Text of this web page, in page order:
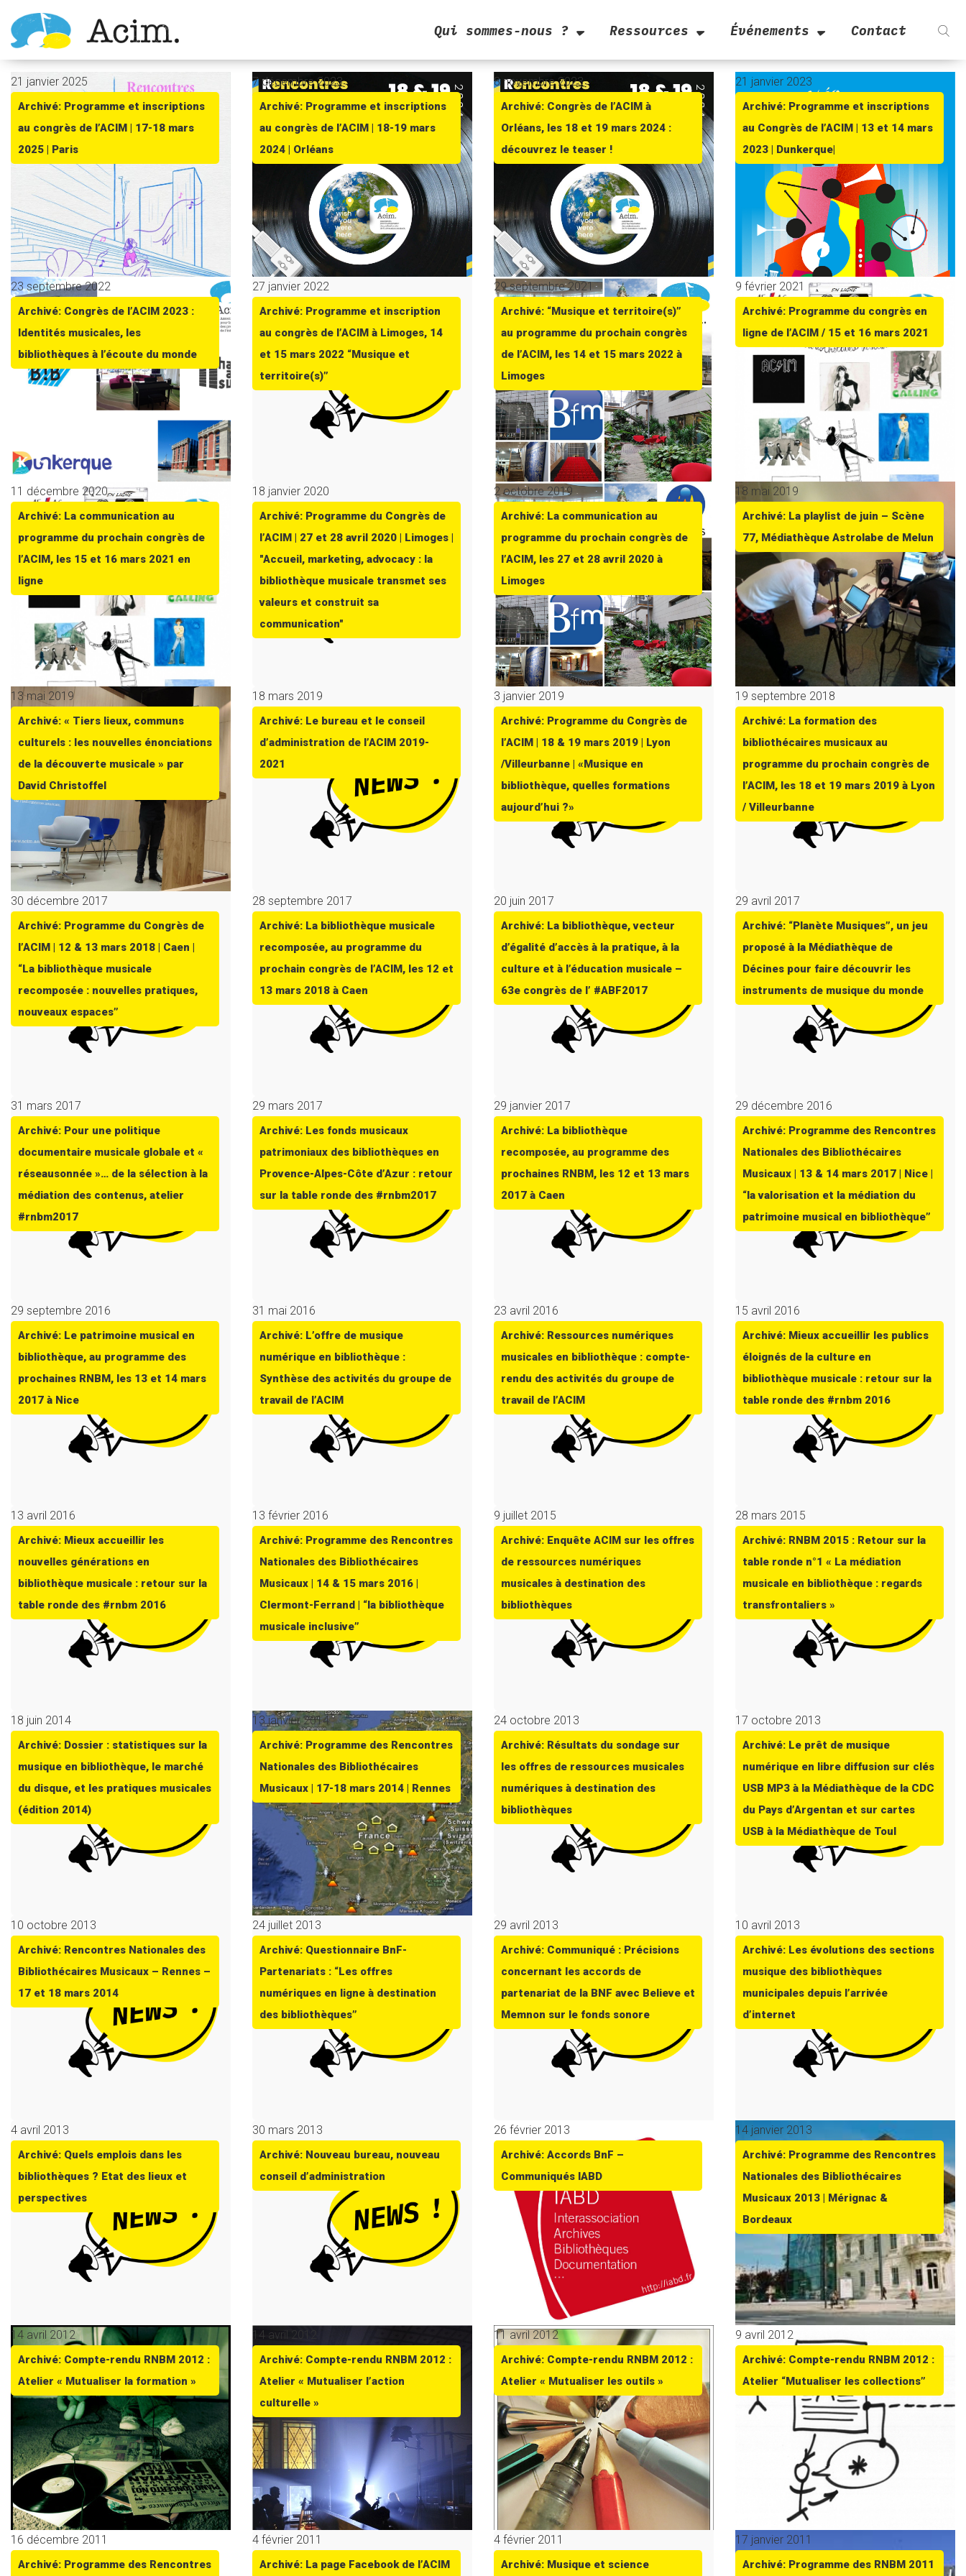
Ouvrir la barre d’outils
Qui sommes-nous ? Ressources Événements Contact
21 janvier 2025
Archivé: Programme et inscriptions
au congrès de l’ACIM | 17-18 mars
2025 | Paris
7 décembre 2023
Archivé: Programme et inscriptions
au congrès de l’ACIM | 18-19 mars
2024 | Orléans
8 novembre 2023
Archivé: Congrès de l’ACIM à
Orléans, les 18 et 19 mars 2024 :
découvrez le teaser !
21 janvier 2023
Archivé: Programme et inscriptions
au Congrès de l’ACIM | 13 et 14 mars
2023 | Dunkerque|
23 septembre 2022
Archivé: Congrès de l’ACIM 2023 :
Identités musicales, les
bibliothèques à l’écoute du monde
27 janvier 2022
Archivé: Programme et inscription
au congrès de l’ACIM à Limoges, 14
et 15 mars 2022 “Musique et
territoire(s)”
29 septembre 2021
Archivé: “Musique et territoire(s)”
au programme du prochain congrès
de l’ACIM, les 14 et 15 mars 2022 à
Limoges
9 février 2021
Archivé: Programme du congrès en
ligne de l’ACIM / 15 et 16 mars 2021
11 décembre 2020
Archivé: La communication au
programme du prochain congrès de
l’ACIM, les 15 et 16 mars 2021 en
ligne
18 janvier 2020
Archivé: Programme du Congrès de
l’ACIM | 27 et 28 avril 2020 | Limoges |
"Accueil, marketing, advocacy : la
bibliothèque musicale transmet ses
valeurs et construit sa
communication"
2 octobre 2019
Archivé: La communication au
programme du prochain congrès de
l’ACIM, les 27 et 28 avril 2020 à
Limoges
18 mai 2019
Archivé: La playlist de juin – Scène
77, Médiathèque Astrolabe de Melun
13 mai 2019
Archivé: « Tiers lieux, communs
culturels : les nouvelles énonciations
de la découverte musicale » par
David Christoffel
18 mars 2019
Archivé: Le bureau et le conseil
d’administration de l’ACIM 2019-
2021
3 janvier 2019
Archivé: Programme du Congrès de
l’ACIM | 18 & 19 mars 2019 | Lyon
/Villeurbanne | «Musique en
bibliothèque, quelles formations
aujourd’hui ?»
19 septembre 2018
Archivé: La formation des
bibliothécaires musicaux au
programme du prochain congrès de
l’ACIM, les 18 et 19 mars 2019 à Lyon
/ Villeurbanne
30 décembre 2017
Archivé: Programme du Congrès de
l’ACIM | 12 & 13 mars 2018 | Caen |
“La bibliothèque musicale
recomposée : nouvelles pratiques,
nouveaux espaces”
28 septembre 2017
Archivé: La bibliothèque musicale
recomposée, au programme du
prochain congrès de l’ACIM, les 12 et
13 mars 2018 à Caen
20 juin 2017
Archivé: La bibliothèque, vecteur
d’égalité d’accès à la pratique, à la
culture et à l’éducation musicale –
63e congrès de l’ #ABF2017
29 avril 2017
Archivé: “Planète Musiques”, un jeu
proposé à la Médiathèque de
Décines pour faire découvrir les
instruments de musique du monde
31 mars 2017
Archivé: Pour une politique
documentaire musicale globale et «
réseausonnée »… de la sélection à la
médiation des contenus, atelier
#rnbm2017
29 mars 2017
Archivé: Les fonds musicaux
patrimoniaux des bibliothèques en
Provence-Alpes-Côte d’Azur : retour
sur la table ronde des #rnbm2017
29 janvier 2017
Archivé: La bibliothèque
recomposée, au programme des
prochaines RNBM, les 12 et 13 mars
2017 à Caen
29 décembre 2016
Archivé: Programme des Rencontres
Nationales des Bibliothécaires
Musicaux | 13 & 14 mars 2017 | Nice |
“la valorisation et la médiation du
patrimoine musical en bibliothèque”
29 septembre 2016
Archivé: Le patrimoine musical en
bibliothèque, au programme des
prochaines RNBM, les 13 et 14 mars
2017 à Nice
31 mai 2016
Archivé: L’offre de musique
numérique en bibliothèque :
Synthèse des activités du groupe de
travail de l’ACIM
23 avril 2016
Archivé: Ressources numériques
musicales en bibliothèque : compte-
rendu des activités du groupe de
travail de l’ACIM
15 avril 2016
Archivé: Mieux accueillir les publics
éloignés de la culture en
bibliothèque musicale : retour sur la
table ronde des #rnbm 2016
13 avril 2016
Archivé: Mieux accueillir les
nouvelles générations en
bibliothèque musicale : retour sur la
table ronde des #rnbm 2016
13 février 2016
Archivé: Programme des Rencontres
Nationales des Bibliothécaires
Musicaux | 14 & 15 mars 2016 |
Clermont-Ferrand | “la bibliothèque
musicale inclusive”
9 juillet 2015
Archivé: Enquête ACIM sur les offres
de ressources numériques
musicales à destination des
bibliothèques
28 mars 2015
Archivé: RNBM 2015 : Retour sur la
table ronde n°1 « La médiation
musicale en bibliothèque : regards
transfrontaliers »
18 juin 2014
Archivé: Dossier : statistiques sur la
musique en bibliothèque, le marché
du disque, et les pratiques musicales
(édition 2014)
13 janvier 2014
Archivé: Programme des Rencontres
Nationales des Bibliothécaires
Musicaux | 17-18 mars 2014 | Rennes
24 octobre 2013
Archivé: Résultats du sondage sur
les offres de ressources musicales
numériques à destination des
bibliothèques
17 octobre 2013
Archivé: Le prêt de musique
numérique en libre diffusion sur clés
USB MP3 à la Médiathèque de la CDC
du Pays d’Argentan et sur cartes
USB à la Médiathèque de Toul
10 octobre 2013
Archivé: Rencontres Nationales des
Bibliothécaires Musicaux – Rennes –
17 et 18 mars 2014
24 juillet 2013
Archivé: Questionnaire BnF-
Partenariats : “Les offres
numériques en ligne à destination
des bibliothèques”
29 avril 2013
Archivé: Communiqué : Précisions
concernant les accords de
partenariat de la BNF avec Believe et
Memnon sur le fonds sonore
10 avril 2013
Archivé: Les évolutions des sections
musique des bibliothèques
municipales depuis l’arrivée
d’internet
4 avril 2013
Archivé: Quels emplois dans les
bibliothèques ? Etat des lieux et
perspectives
30 mars 2013
Archivé: Nouveau bureau, nouveau
conseil d’administration
26 février 2013
Archivé: Accords BnF –
Communiqués IABD
14 janvier 2013
Archivé: Programme des Rencontres
Nationales des Bibliothécaires
Musicaux 2013 | Mérignac &
Bordeaux
14 avril 2012
Archivé: Compte-rendu RNBM 2012 :
Atelier « Mutualiser la formation »
14 avril 2012
Archivé: Compte-rendu RNBM 2012 :
Atelier « Mutualiser l’action
culturelle »
11 avril 2012
Archivé: Compte-rendu RNBM 2012 :
Atelier « Mutualiser les outils »
9 avril 2012
Archivé: Compte-rendu RNBM 2012 :
Atelier “Mutualiser les collections”
16 décembre 2011
Archivé: Programme des Rencontres
4 février 2011
Archivé: La page Facebook de l’ACIM
4 février 2011
Archivé: Musique et science
17 janvier 2011
Archivé: Programme des RNBM 2011